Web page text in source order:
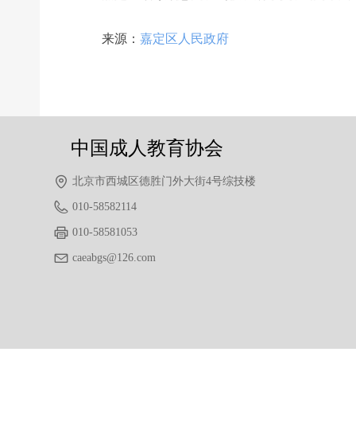
前一个： 无
来源： 嘉定区人民政府
北京市西城区德胜门外大街4号综技楼
010-58582114
010-58581053
caeabgs@126.com
中国成人教育协会